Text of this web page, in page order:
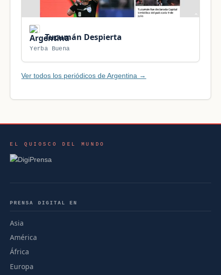
Tucumán Despierta
Yerba Buena
Ver todos los periódicos de Argentina →
EL QUIOSCO DEL MUNDO
PRENSA DIGITAL EN
Asia
América
África
Europa